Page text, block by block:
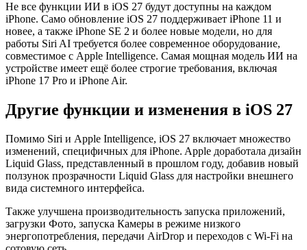
Не все функции ИИ в iOS 27 будут доступны на каждом
iPhone. Само обновление iOS 27 поддерживает iPhone 11 и
новее, а также iPhone SE 2 и более новые модели, но для
работы Siri AI требуется более современное оборудование,
совместимое с Apple Intelligence. Самая мощная модель ИИ на
устройстве имеет ещё более строгие требования, включая
iPhone 17 Pro и iPhone Air.
Другие функции и изменения в iOS 27
Помимо Siri и Apple Intelligence, iOS 27 включает множество
изменений, специфичных для iPhone. Apple доработала дизайн
Liquid Glass, представленный в прошлом году, добавив новый
ползунок прозрачности Liquid Glass для настройки внешнего
вида системного интерфейса.
Также улучшена производительность запуска приложений,
загрузки Фото, запуска Камеры в режиме низкого
энергопотребления, передачи AirDrop и переходов с Wi-Fi на